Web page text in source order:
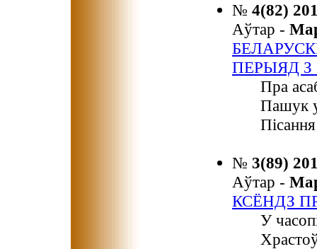
№ 4(82)
Аўтар -
ПЕРЫЯД З
Пра
Пашук
№ 3(89)
Аўтар -
КСЁНДЗ
У